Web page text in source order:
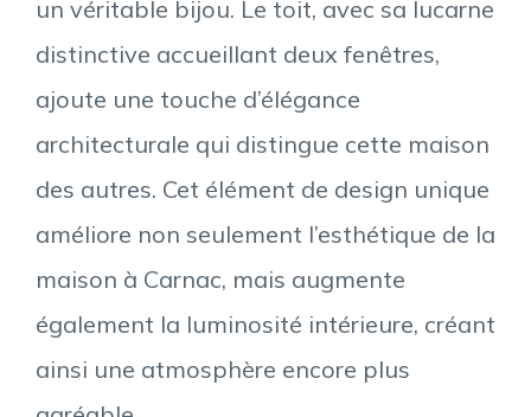
un véritable bijou. Le toit, avec sa lucarne
distinctive accueillant deux fenêtres,
ajoute une touche d’élégance
architecturale qui distingue cette maison
des autres. Cet élément de design unique
améliore non seulement l’esthétique de la
maison à Carnac, mais augmente
également la luminosité intérieure, créant
ainsi une atmosphère encore plus